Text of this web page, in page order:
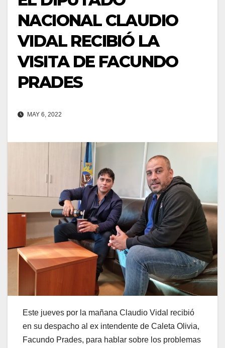
NACIONAL CLAUDIO
VIDAL RECIBIÓ LA
VISITA DE FACUNDO
PRADES
MAY 6, 2022
Este jueves por la mañana Claudio Vidal recibió
en su despacho al ex intendente de Caleta Olivia,
Facundo Prades, para hablar sobre los problemas